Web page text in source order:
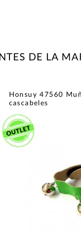
DE LA
a wishlist
Honsuy 47560
cascabeles